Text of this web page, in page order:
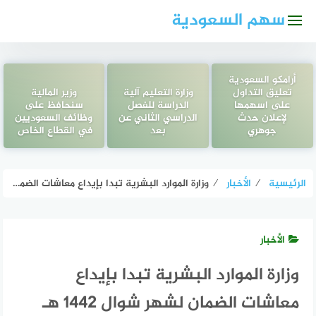
سهم السعودية
أرامكو السعودية
تعليق التداول
على اسهمها
لإعلان حدث
جوهري
وزارة التعليم آلية
الدراسة للفصل
الدراسي الثاني عن
بعد
وزير المالية
سنحافظ على
وظائف السعوديين
في القطاع الخاص
الرئيسية ⁄ الأخبار ⁄ وزارة الموارد البشرية تبدا بإيداع معاشات الضمان لشهر شوال 1442 هـ
الأخبار
وزارة الموارد البشرية تبدا بإيداع
معاشات الضمان لشهر شوال 1442 هـ